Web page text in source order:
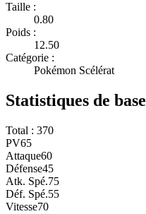
Taille :
0.80
Poids :
12.50
Catégorie :
Pokémon Scélérat
Statistiques de base
Total : 370
PV65
Attaque60
Défense45
Atk. Spé.75
Déf. Spé.55
Vitesse70